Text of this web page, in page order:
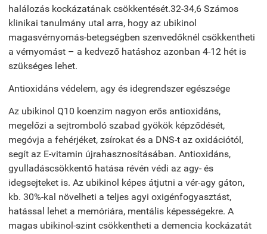
halálozás kockázatának csökkentését.32-34,6 Számos
klinikai tanulmány utal arra, hogy az ubikinol
magasvérnyomás-betegségben szenvedőknél csökkentheti
a vérnyomást – a kedvező hatáshoz azonban 4-12 hét is
szükséges lehet.
Antioxidáns védelem, agy és idegrendszer egészsége
Az ubikinol Q10 koenzim nagyon erős antioxidáns,
megelőzi a sejtromboló szabad gyökök képződését,
megóvja a fehérjéket, zsírokat és a DNS-t az oxidációtól,
segít az E-vitamin újrahasznosításában. Antioxidáns,
gyulladáscsökkentő hatása révén védi az agy- és
idegsejteket is. Az ubikinol képes átjutni a vér-agy gáton,
kb. 30%-kal növelheti a teljes agyi oxigénfogyasztást,
hatással lehet a memóriára, mentális képességekre. A
magas ubikinol-szint csökkentheti a demencia kockázatát